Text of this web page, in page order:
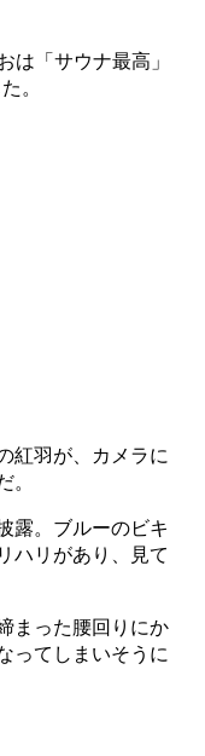
「サウナ最高」
。
紅羽が、カメラに
露。ブルーのビキ
ハリがあり、見て
まった腰回りにか
ってしまいそうに